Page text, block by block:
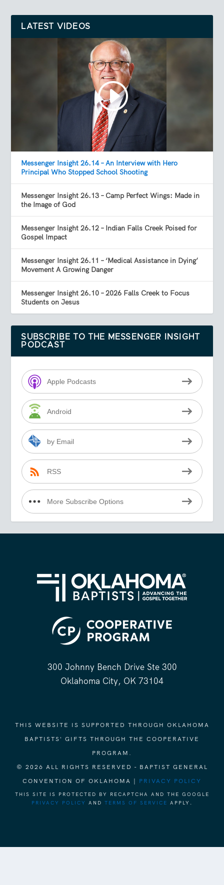
LATEST VIDEOS
Messenger Insight 26.14 – An Interview with Hero
Principal Who Stopped School Shooting
Messenger Insight 26.13 – Camp Perfect Wings: Made in
the Image of God
Messenger Insight 26.12 – Indian Falls Creek Poised for
Gospel Impact
Messenger Insight 26.11 – ‘Medical Assistance in Dying’
Movement A Growing Danger
Messenger Insight 26.10 – 2026 Falls Creek to Focus
Students on Jesus
SUBSCRIBE TO THE MESSENGER INSIGHT
PODCAST
Apple Podcasts
Android
by Email
RSS
More Subscribe Options
300 Johnny Bench Drive Ste 300
Oklahoma City, OK 73104
THIS WEBSITE IS SUPPORTED THROUGH OKLAHOMA
BAPTISTS' GIFTS THROUGH THE COOPERATIVE
PROGRAM.
© 2026 ALL RIGHTS RESERVED - BAPTIST GENERAL
CONVENTION OF OKLAHOMA | PRIVACY POLICY
THIS SITE IS PROTECTED BY RECAPTCHA AND THE GOOGLE
PRIVACY POLICY
AND TERMS OF SERVICE APPLY.